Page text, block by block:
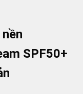
SPF50+